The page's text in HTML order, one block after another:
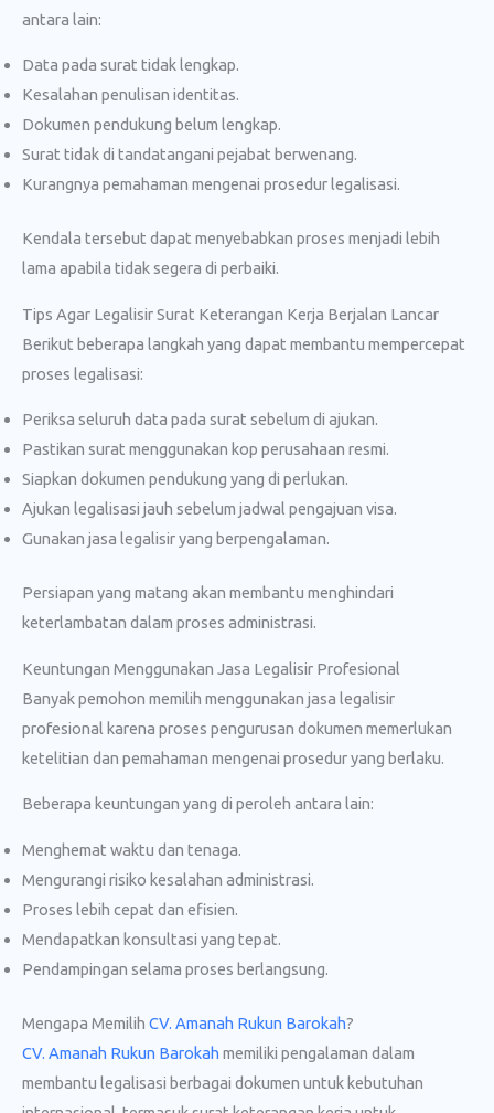
antara lain:
Data pada surat tidak lengkap.
Kesalahan penulisan identitas.
Dokumen pendukung belum lengkap.
Surat tidak di tandatangani pejabat berwenang.
Kurangnya pemahaman mengenai prosedur legalisasi.
Kendala tersebut dapat menyebabkan proses menjadi lebih
lama apabila tidak segera di perbaiki.
Tips Agar Legalisir Surat Keterangan Kerja Berjalan Lancar
Berikut beberapa langkah yang dapat membantu mempercepat
proses legalisasi:
Periksa seluruh data pada surat sebelum di ajukan.
Pastikan surat menggunakan kop perusahaan resmi.
Siapkan dokumen pendukung yang di perlukan.
Ajukan legalisasi jauh sebelum jadwal pengajuan visa.
Gunakan jasa legalisir yang berpengalaman.
Persiapan yang matang akan membantu menghindari
keterlambatan dalam proses administrasi.
Keuntungan Menggunakan Jasa Legalisir Profesional
Banyak pemohon memilih menggunakan jasa legalisir
profesional karena proses pengurusan dokumen memerlukan
ketelitian dan pemahaman mengenai prosedur yang berlaku.
Beberapa keuntungan yang di peroleh antara lain:
Menghemat waktu dan tenaga.
Mengurangi risiko kesalahan administrasi.
Proses lebih cepat dan efisien.
Mendapatkan konsultasi yang tepat.
Pendampingan selama proses berlangsung.
Mengapa Memilih CV. Amanah Rukun Barokah?
CV. Amanah Rukun Barokah memiliki pengalaman dalam
membantu legalisasi berbagai dokumen untuk kebutuhan